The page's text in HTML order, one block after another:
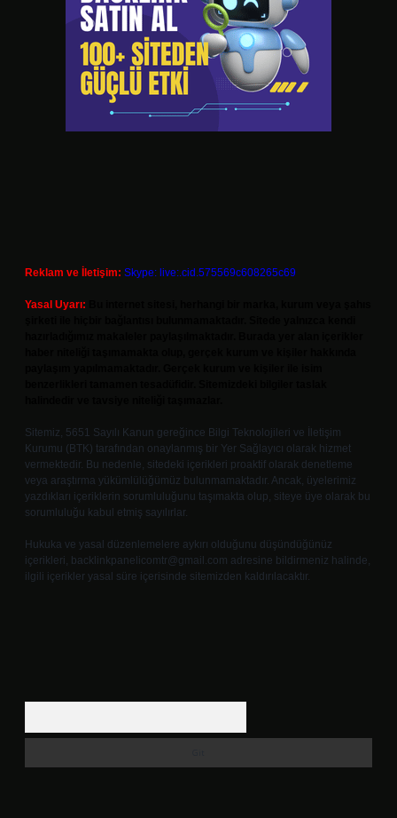
Reklam ve İletişim: Skype: live:.cid.575569c608265c69
Yasal Uyarı:
Sitemiz, 5651 Sayılı Kanun gereğince Bilgi Teknolojileri ve İletişim
Kurumu (BTK) tarafından onaylanmış bir Yer Sağlayıcı olarak hizmet
vermektedir. Bu nedenle, sitedeki içerikleri proaktif olarak denetleme
veya araştırma yükümlülüğümüz bulunmamaktadır. Ancak, üyelerimiz
yazdıkları içeriklerin sorumluluğunu taşımakta olup, siteye üye olarak bu
sorumluluğu kabul etmiş sayılırlar.
Hukuka ve yasal düzenlemelere aykırı olduğunu düşündüğünüz
içerikleri, backlinkpanelicomtr@gmail.com adresine bildirmeniz halinde,
ilgili içerikler yasal süre içerisinde sitemizden kaldırılacaktır.